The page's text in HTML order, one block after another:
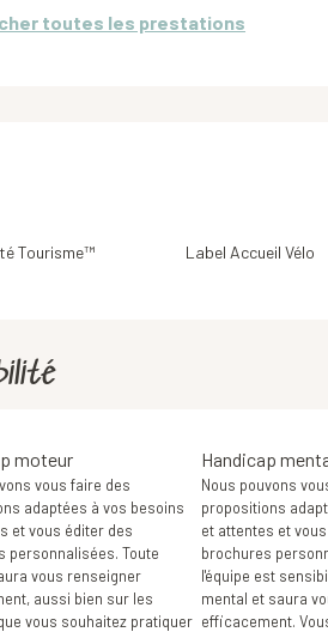
toutes les prestations
de prestations
Tourisme™ Label Accueil Vélo
moteur
vous faire des
adaptées à vos besoins
et vous éditer des
personnalisées. Toute
vous renseigner
aussi bien sur les
vous souhaitez pratiquer
Handicap
Nous pouvons
propositions
et attentes et
brochures
l'équipe est
mental et saura
efficacement.